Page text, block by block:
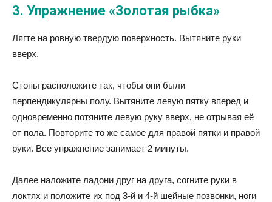
3. Упражнение «Золотая рыбка»
Лягте на ровную твердую поверхность. Вытяните руки
вверх.
Стопы расположите так, чтобы они были
перпендикулярны полу. Вытяните левую пятку вперед и
одновременно потяните левую руку вверх, не отрывая её
от пола. Повторите то же самое для правой пятки и правой
руки. Все упражнение занимает 2 минуты.
Далее наложите ладони друг на друга, согните руки в
локтях и положите их под 3-й и 4-й шейные позвонки, ноги